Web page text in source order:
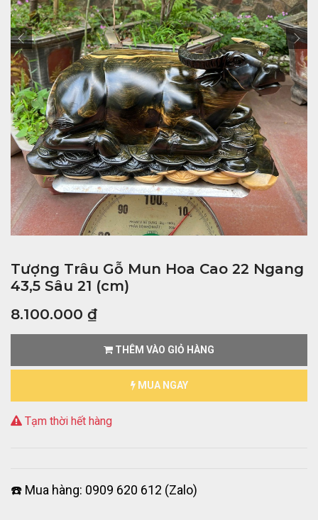
Tượng Trâu Gỗ Mun Hoa Cao 22 Ngang
43,5 Sâu 21 (cm)
8.100.000 ₫
THÊM VÀO GIỎ HÀNG
MUA NGAY
Tạm thời hết hàng
☎️ Mua hàng: 0909 620 612 (Zalo)